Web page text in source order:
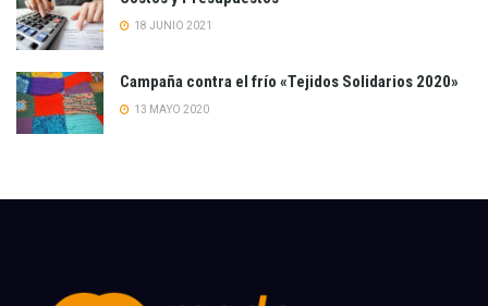
18 JUNIO 2021
Campaña contra el frío «Tejidos Solidarios 2020»
13 MAYO 2020